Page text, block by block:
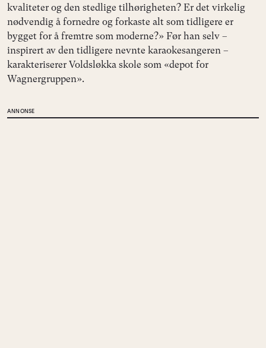
kvaliteter og den stedlige tilhørigheten? Er det virkelig
nødvendig å fornedre og forkaste alt som tidligere er
bygget for å fremtre som moderne?» Før han selv –
inspirert av den tidligere nevnte karaokesangeren –
karakteriserer Voldsløkka skole som «depot for
Wagnergruppen».
ANNONSE